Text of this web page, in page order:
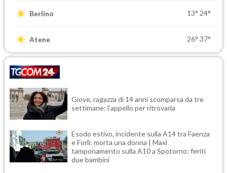
Berlino 13° 24°
Atene 26° 37°
Giove, ragazza di 14 anni scomparsa da tre
settimane: l'appello per ritrovarla
Esodo estivo, incidente sulla A14 tra Faenza
e Forlì: morta una donna | Maxi
tamponamento sulla A10 a Spotorno: feriti
due bambini